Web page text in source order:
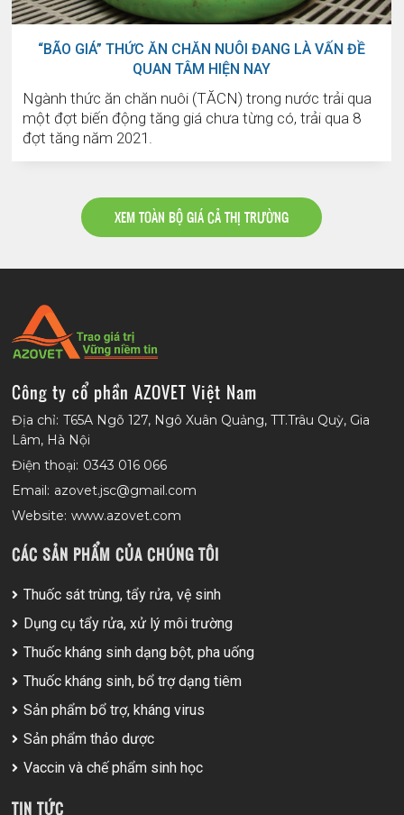
“BÃO GIÁ” THỨC ĂN CHĂN NUÔI ĐANG LÀ VẤN ĐỀ
QUAN TÂM HIỆN NAY
Ngành thức ăn chăn nuôi (TĂCN) trong nước trải qua
một đợt biến động tăng giá chưa từng có, trải qua 8
đợt tăng năm 2021.
XEM TOÀN BỘ GIÁ CẢ THỊ TRƯỜNG
Công ty cổ phần AZOVET Việt Nam
Địa chỉ: T65A Ngõ 127, Ngô Xuân Quảng, TT.Trâu Quỳ, Gia
Lâm, Hà Nội
Điện thoại: 0343 016 066
Email: azovet.jsc@gmail.com
Website: www.azovet.com
CÁC SẢN PHẨM CỦA CHÚNG TÔI
Thuốc sát trùng, tẩy rửa, vệ sinh
Dụng cụ tẩy rửa, xử lý môi trường
Thuốc kháng sinh dạng bột, pha uống
Thuốc kháng sinh, bổ trợ dạng tiêm
Sản phẩm bổ trợ, kháng virus
Sản phẩm thảo dược
Vaccin và chế phẩm sinh học
TIN TỨC